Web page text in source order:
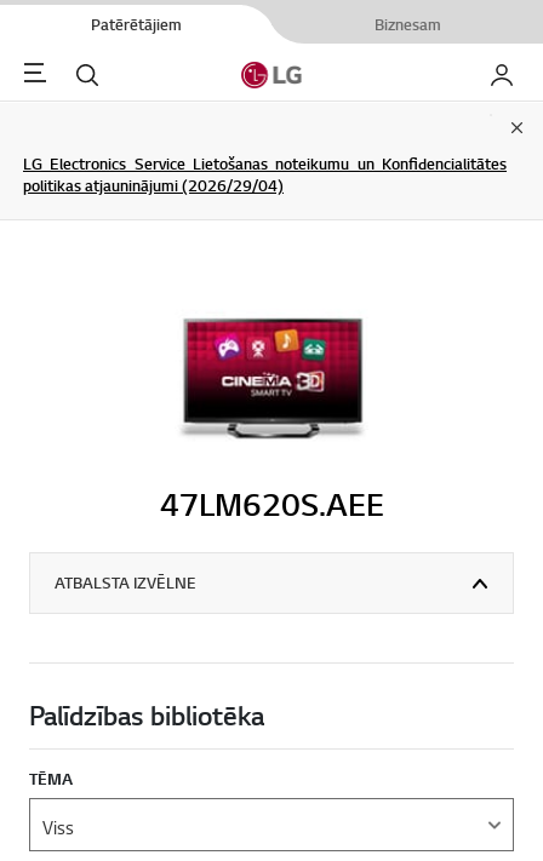
Patērētājiem Biznesam
Menu Meklēt Mans
LG Electronics Service Lietošanas noteikumu un Konfidencialitātes
politikas atjauninājumi (2026/29/04)
47LM620S.AEE
ATBALSTA IZVĒLNE
Palīdzības bibliotēka
TĒMA